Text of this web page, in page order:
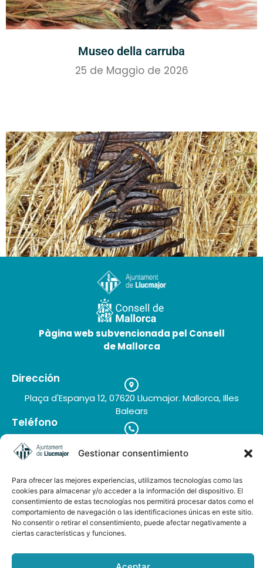
Gestionar consentimiento
Para ofrecer las mejores experiencias, utilizamos tecnologías como las
cookies para almacenar y/o acceder a la información del dispositivo. El
consentimiento de estas tecnologías nos permitirá procesar datos como el
comportamiento de navegación o las identificaciones únicas en este sitio.
No consentir o retirar el consentimiento, puede afectar negativamente a
ciertas características y funciones.
Museo della carruba
25 de Maggio de 2026
Il carrubo, un albero di grande valore
14 de Maggio de 2026
Pàgina web subvencionada pel Consell
de Mallorca
Dirección
Plaça d'Espanya 12, 07620 Llucmajor. Mallorca, Illes
Balears
Teléfono
Correo electrónico
Galería de imágenes
Buzón de sugerencias